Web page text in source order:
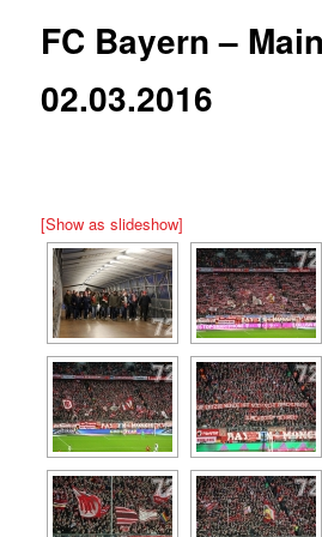
FC Bayern –
02.03.2016
[Show as slideshow]